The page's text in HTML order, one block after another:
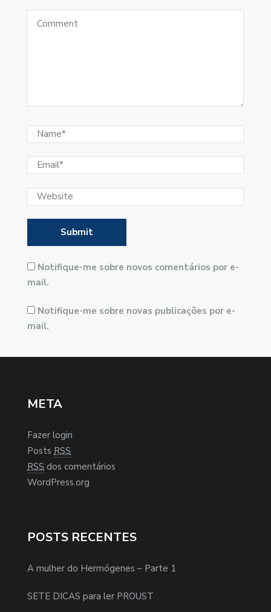
Notifique-me sobre novos comentários por e-
mail.
Notifique-me sobre novas publicações por e-
mail.
META
Fazer login
Posts RSS
RSS dos comentários
WordPress.org
POSTS RECENTES
A mulher do Hermógenes – Parte 1
SETE DICAS para ler PROUST